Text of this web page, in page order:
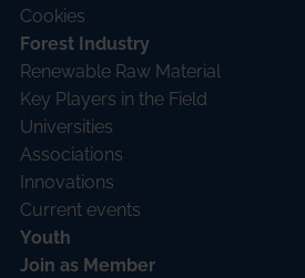
Cookies
Forest Industry
Renewable Raw Material
Key Players in the Field
Universities
Associations
Innovations
Current events
Youth
Join as Member